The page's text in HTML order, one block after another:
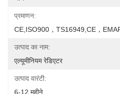
प्रमाणन:
CE,ISO900，TS16949,CE，
उत्पाद का नाम:
एल्यूमीनियम रेडिएटर
उत्पाद वारंटी:
6-12 महीने